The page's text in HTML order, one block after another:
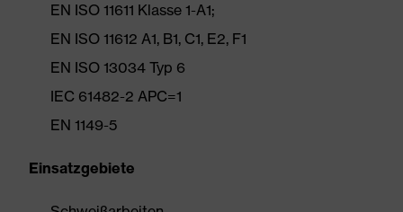
EN ISO 11611 Klasse 1-A1;
EN ISO 11612 A1, B1, C1, E2, F1
EN ISO 13034 Typ 6
IEC 61482-2 APC=1
EN 1149-5
Einsatzgebiete